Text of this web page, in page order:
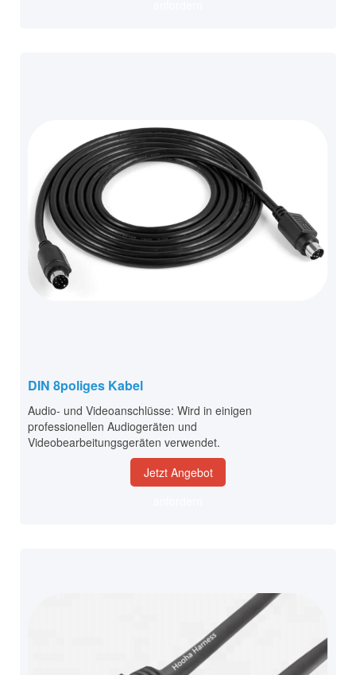
DIN 8poliges Kabel
Audio- und Videoanschlüsse: Wird in einigen
professionellen Audiogeräten und
Videobearbeitungsgeräten verwendet.
Jetzt Angebot